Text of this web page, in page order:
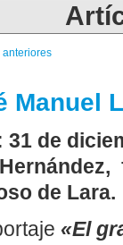
anteriores
Manuel
31 de
de Lara.
«El